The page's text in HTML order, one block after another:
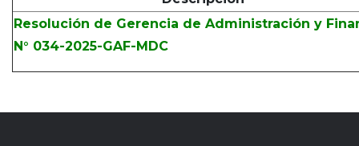
Resolución de Gerencia de Administración y
N° 034-2025-GAF-MDC